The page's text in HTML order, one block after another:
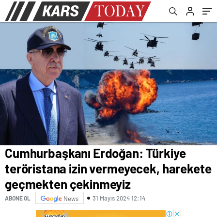
geçmekten çekinmeyiz
Cumhurbaşkanı Erdoğan: Türkiye
teröristana izin vermeyecek, harekete
geçmekten çekinmeyiz
ABONE OL News 31 Mayıs 2024 12:14
senaryosu